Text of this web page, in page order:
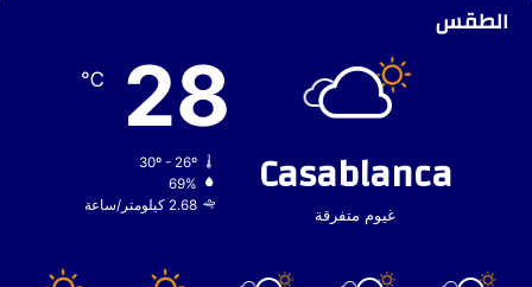
الطقس
Casablanca
غيوم متفرقة
28
℃
30º - 26º
69%
2.68 كيلومتر/ساعة